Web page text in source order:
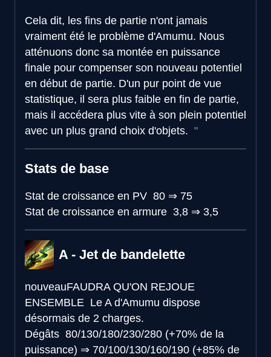
Cela dit, les fins de partie n'ont jamais
vraiment été le problème d'Amumu. Nous
atténuons donc sa montée en puissance
finale pour compenser son nouveau potentiel
en début de partie. D'un pur point de vue
statistique, il sera plus faible en fin de partie,
mais il accédera plus vite à son plein potentiel
avec un plus grand choix d'objets.
Stats de base
Stat de croissance en PV 80 ⇒ 75
Stat de croissance en armure 3,8 ⇒ 3,5
A - Jet de bandelette
nouveauFAUDRA QU'ON REJOUE
ENSEMBLE Le A d'Amumu dispose
désormais de 2 charges.
Dégâts 80/130/180/230/280 (+70% de la
puissance) ⇒ 70/100/130/160/190 (+85% de